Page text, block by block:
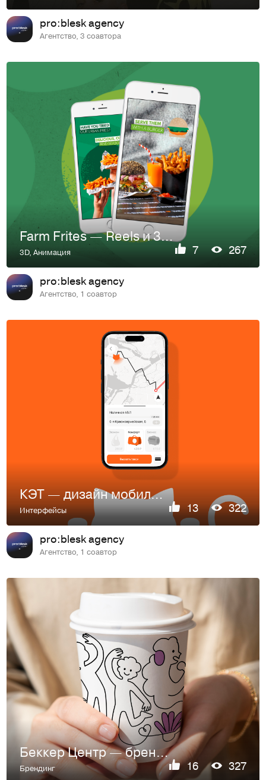
pro:blesk agency
Агентство, 3 соавтора
Farm Frites — Reels и 3D визуализация
3D,Анимация 7 267
pro:blesk agency
Агентство, 1 соавтор
КЭТ — дизайн мобильного приложения
Интерфейсы 13 322
pro:blesk agency
Агентство, 1 соавтор
Беккер Центр — брендинг, визуализация
Брендинг 16 327